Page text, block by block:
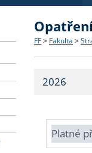
Struktura
Strategie
Fakultní
Co
Učitelské
O vědě a
Aktuální
FF > Fakulta >
2026
Platné